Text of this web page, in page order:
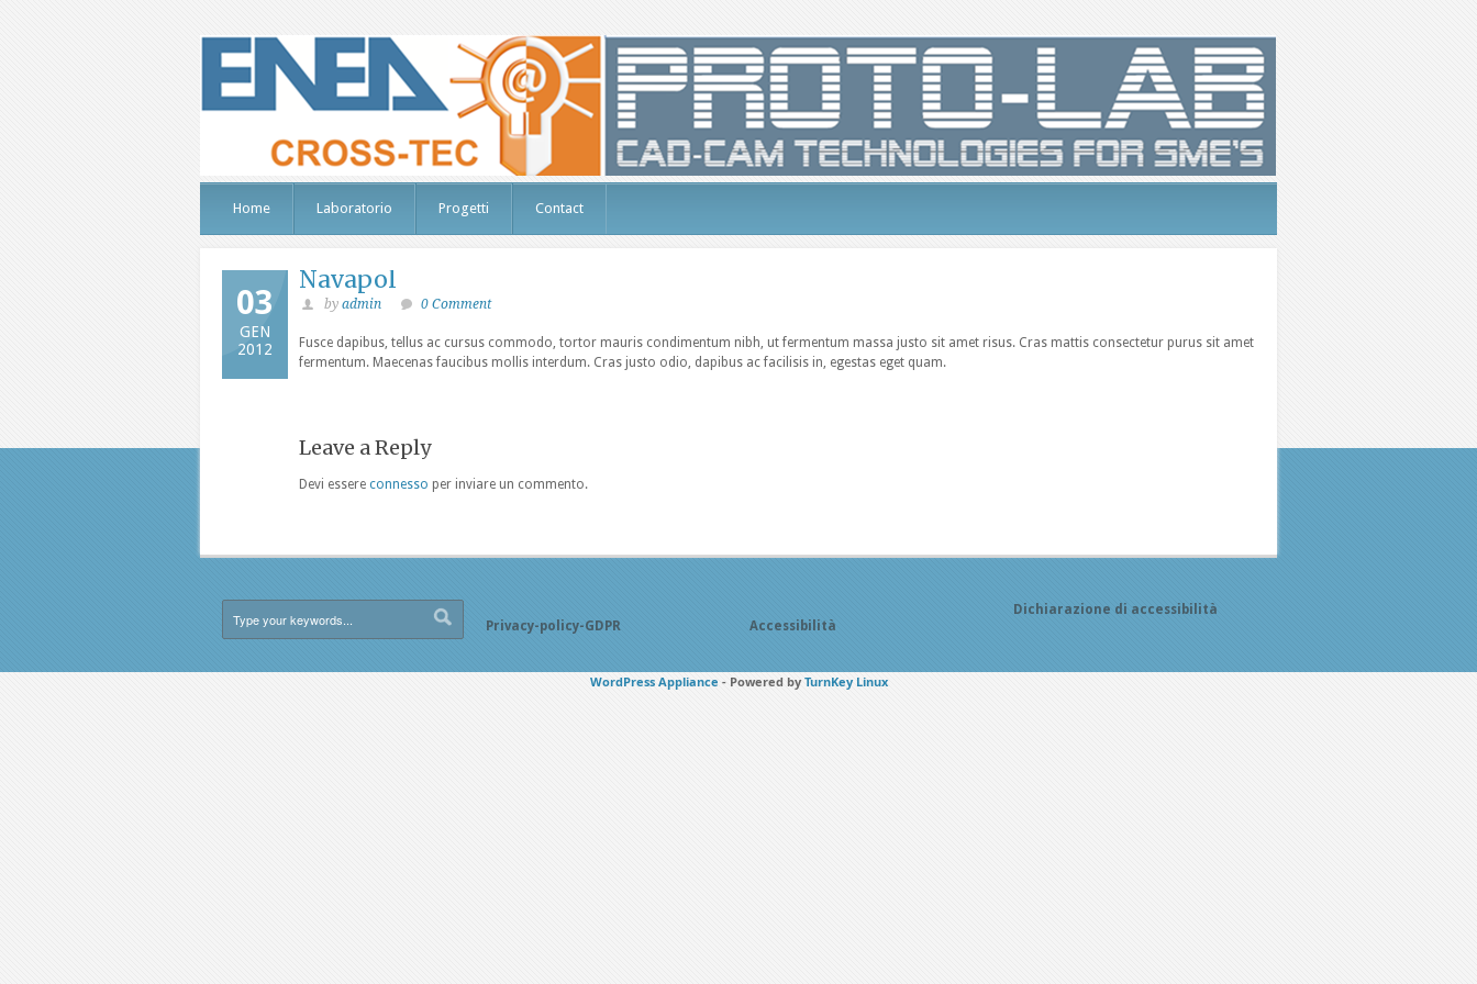
Home Laboratorio Progetti Contact
03
GEN
2012
Navapol
by admin 0 Comment
Fusce dapibus, tellus ac cursus commodo, tortor mauris condimentum nibh, ut fermentum massa justo sit amet risus. Cras mattis consectetur purus sit amet
fermentum. Maecenas faucibus mollis interdum. Cras justo odio, dapibus ac facilisis in, egestas eget quam.
Leave a Reply
Devi essere connesso per inviare un commento.
Privacy-policy-GDPR Accessibilità
Dichiarazione di accessibilità
WordPress Appliance - Powered byTurnKey Linux